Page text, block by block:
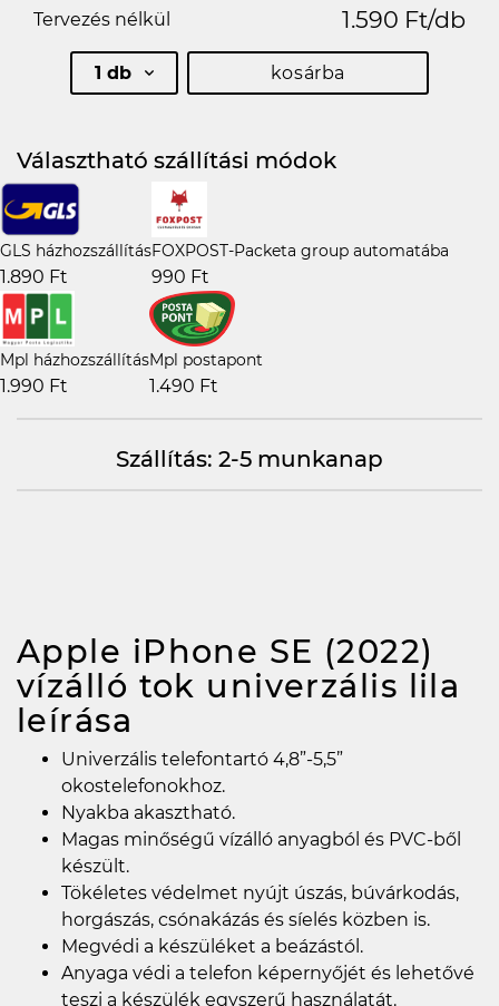
Tervezés nélkül 1.590 Ft/db
1 db kosárba
Választható szállítási módok
GLS házhozszállítás
1.890 Ft
FOXPOST-Packeta group automatába
990 Ft
Mpl házhozszállítás
1.990 Ft
Mpl postapont
1.490 Ft
Szállítás: 2-5 munkanap
Apple iPhone SE (2022)
vízálló tok univerzális lila
leírása
Univerzális telefontartó 4,8”-5,5”
okostelefonokhoz.
Nyakba akasztható.
Magas minőségű vízálló anyagból és PVC-ből
készült.
Tökéletes védelmet nyújt úszás, búvárkodás,
horgászás, csónakázás és síelés közben is.
Megvédi a készüléket a beázástól.
Anyaga védi a telefon képernyőjét és lehetővé
teszi a készülék egyszerű használatát.